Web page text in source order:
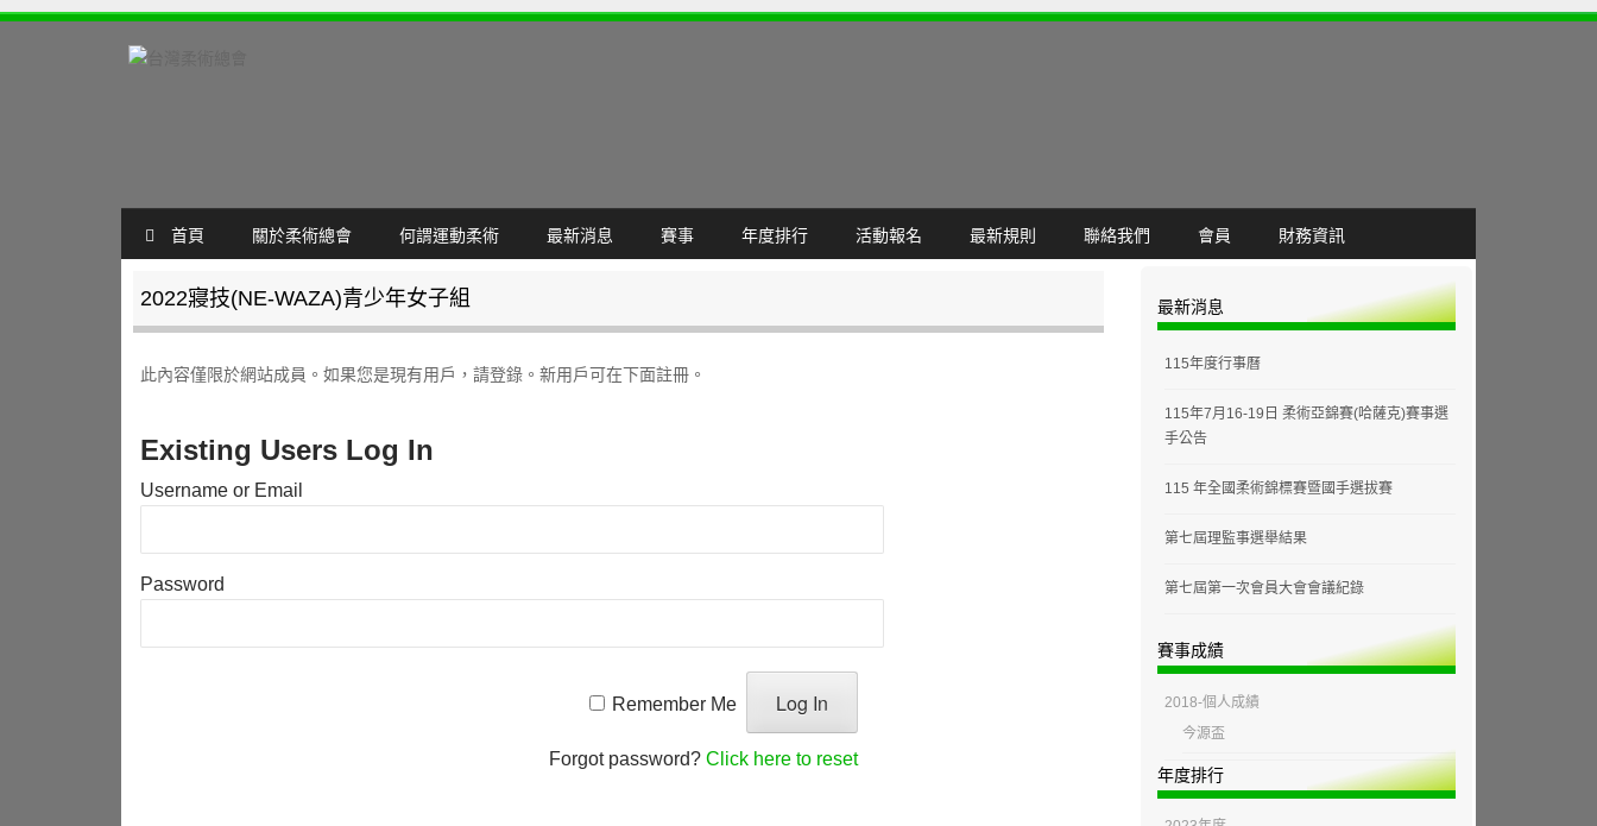
MENU
SKIP TO CONTENT
首頁 關於柔術總會 何謂運動柔術 最新消息 賽事 年度排行 活動報名 最新規則 聯絡我們 會員 財務資訊
2022寢技(NE-WAZA)青少年女子組
此內容僅限於網站成員。如果您是現有用戶，請登錄。新用戶可在下面註冊。
Existing Users Log In
Username or Email
Password
Remember Me
Forgot password? Click here to reset
最新消息
115年度行事曆
115年7月16-19日 柔術亞錦賽(哈薩克)賽事選
手公告
115 年全國柔術錦標賽暨國手選拔賽
第七屆理監事選舉結果
第七屆第一次會員大會會議紀錄
賽事成績
2018-個人成績
今源盃
年度排行